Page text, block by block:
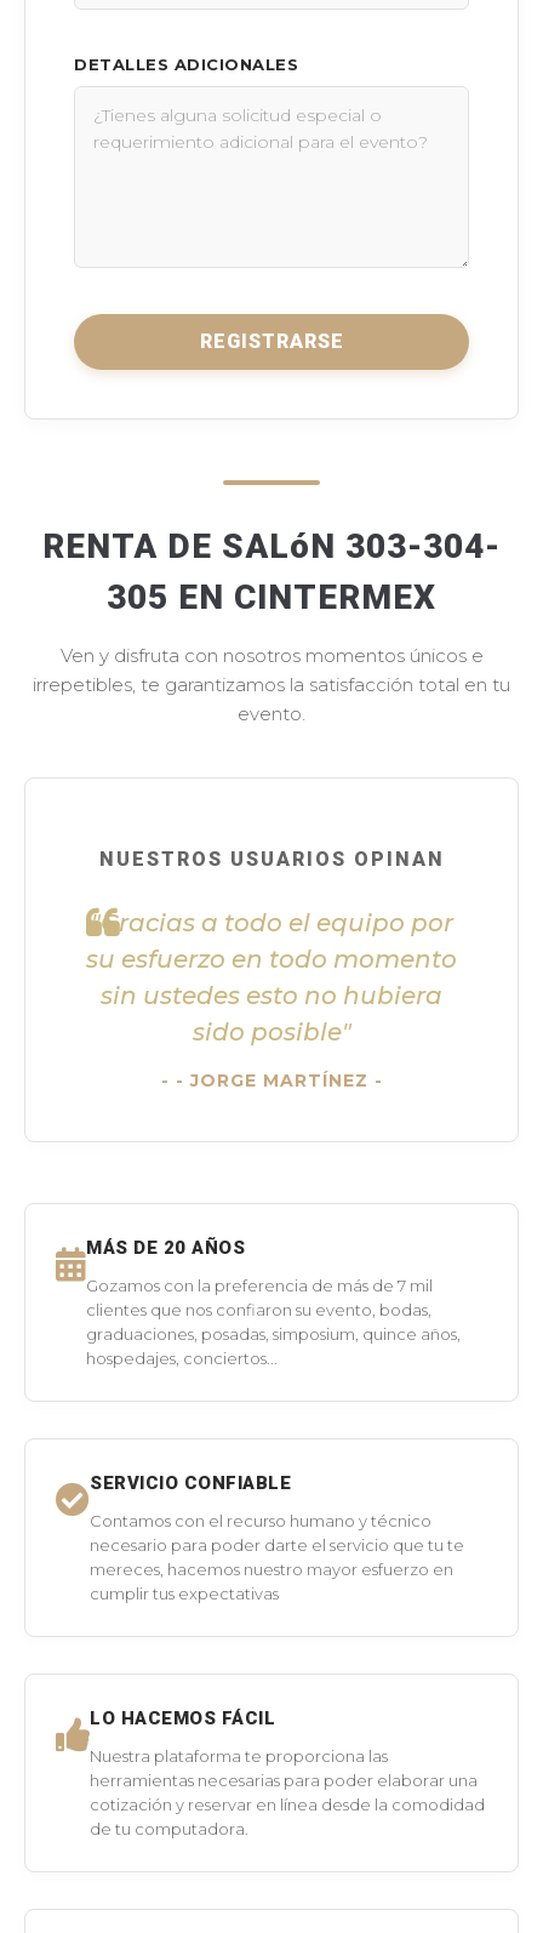
DETALLES ADICIONALES
REGISTRARSE
RENTA DE SALóN 303-304-
305 EN CINTERMEX
Ven y disfruta con nosotros momentos únicos e
irrepetibles, te garantizamos la satisfacción total en tu
evento.
NUESTROS USUARIOS OPINAN
"Gracias a todo el equipo por
su esfuerzo en todo momento
sin ustedes esto no hubiera
sido posible"
- JORGE MARTÍNEZ -
MÁS DE 20 AÑOS
Gozamos con la preferencia de más de 7 mil
clientes que nos confiaron su evento, bodas,
graduaciones, posadas, simposium, quince años,
hospedajes, conciertos...
SERVICIO CONFIABLE
Contamos con el recurso humano y técnico
necesario para poder darte el servicio que tu te
mereces, hacemos nuestro mayor esfuerzo en
cumplir tus expectativas
LO HACEMOS FÁCIL
Nuestra plataforma te proporciona las
herramientas necesarias para poder elaborar una
cotización y reservar en línea desde la comodidad
de tu computadora.